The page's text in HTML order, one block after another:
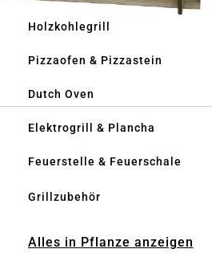
Holzkohlegrill
Pizzaofen & Pizzastein
Dutch Oven
Elektrogrill & Plancha
Feuerstelle & Feuerschale
Grillzubehör
Alles in Pflanze anzeigen